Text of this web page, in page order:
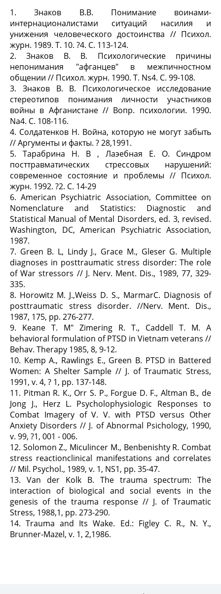
1. Знаков В.В. Понимание воинами-
интернационалистами ситуаций насилия и
унижения человеческого достоинства // Психол.
журн. 1989. Т. 10. ?4. С. 113-124.
2. Знаков В. В. Психологические причины
непонимания "афганцев" в межпичностном
общении // Психол. журн. 1990. Т. Ns4. С. 99-108.
3. Знаков В. В. Психологическое исследование
стереотипов понимания личности участников
войны в Афганистане // Вопр. психологии. 1990.
Na4. С. 108-116.
4. Солдатенков Н. Война, которую не могут забыть
// Аргументы и факты. ? 28,1991.
5. Тарабрина Н. В , Лаэебная Е. О. Синдром
посттравматических стрессовых нарушений:
современное состояние и проблемы // Психол.
журн. 1992. ?2. С. 14-29
6. American Psychiatric Association, Committee on
Nomenclature and Statistics: Diagnostic and
Statistical Manual of Mental Disorders, ed. 3, revised.
Washington, DC, American Psychiatric Association,
1987.
7. Green В. L, Lindy J., Grace M., Gleser G. Multiple
diagnoses in posttraumatic stress disorder: The role
of War stressors // J. Nerv. Ment. Dis., 1989, 77, 329-
335.
8. Horowitz M. J.,Weiss D. S., MarmarC. Diagnosis of
posttraumatic stress disorder. //Nerv. Ment. Dis.,
1987, 175, pp. 276-277.
9. Keane Т. M" Zimering R. Т., Caddell Т. M. A
behavioral formulation of PTSD in Vietnam veterans //
Behav. Therapy 1985, 8, 9-12.
10. Kemp A., Rawlings Е., Green В. PTSD in Battered
Women: A Shelter Sample // J. of Traumatic Stress,
1991, v. 4, ? 1, pp. 137-148.
11. Pitman R. К., Orr S. P., Forgue D. F., Altman В., de
Jong J., Herz L. Psycholophysiologic Responses to
Combat Imagery of V. V. with PTSD versus Other
Anxiety Disorders // J. of Abnormal Psichology, 1990,
v. 99, ?1, 001 - 006.
12. Solomon Z., Miculincer M., Benbenishty R. Combat
stress reactionclinical manifestations and correlates
// Mil. Psychol., 1989, v. 1, NS1, pp. 35-47.
13. Van der Kolk B. The trauma spectrum: The
interaction of biological and social events in the
genesis of the trauma response // J. of Traumatic
Stress, 1988,1, pp. 273-290.
14. Trauma and Its Wake. Ed.: Figley C. R., N. Y.,
Brunner-Mazel, v. 1, 2,1986.